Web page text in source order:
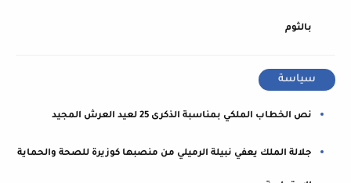
بالثوم
سياسة
نص الخطاب الملكي بمناسبة الذكرى 25 لعيد العرش المجيد
جلالة الملك يعفي نبيلة الرميلي من منصبها كوزيرة للصحة والحماية